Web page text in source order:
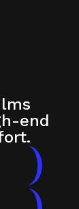
end
)